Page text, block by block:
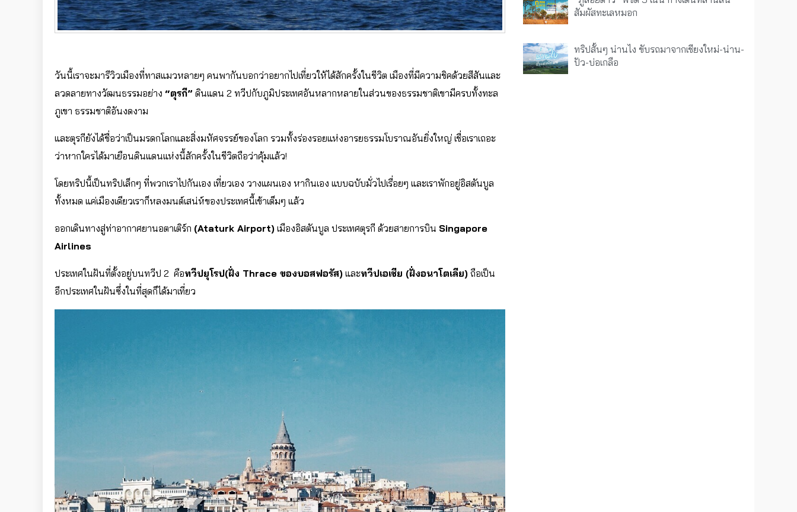
วันนี้เราจะมารีวิวเมืองที่ทาสแมวหลายๆ คนพากันบอกว่าอยากไปเที่ยวให้ได้สักครั้งในชีวิต เมืองที่มีความชิคด้วยสีสันและ
ลวดลายทางวัฒนธรรมอย่าง “ตุรกี” ดินแดน 2 ทวีปกับภูมิประเทศอันหลากหลายในส่วนของธรรมชาติเขามีครบทั้งทะล
ภูเขา ธรรมชาติอันงดงาม
และตุรกียังได้ชื่อว่าเป็นมรดกโลกและสิ่งมหัศจรรย์ของโลก รวมทั้งร่องรอยแห่งอารยธรรมโบราณอันยิ่งใหญ่ เชื่อเราเถอะ
ว่าหากใครได้มาเยือนดินแดนแห่งนี้สักครั้งในชีวิตถือว่าคุ้มแล้ว!
โดยทริปนี้เป็นทริปเล็กๆ ที่พวกเราไปกันเอง เที่ยวเอง วางแผนเอง หากินเอง แบบฉบับมั่วไปเรื่อยๆ และเราพักอยู่อิสตันบูล
ทั้งหมด แค่เมืองเดียวเราก็หลงมนต์เสน่ห์ของประเทศนี้เข้าเต็มๆ แล้ว
ออกเดินทางสู่ท่าอากาศยานอตาเติร์ก (Ataturk Airport) เมืองอิสตันบูล ประเทศตุรกี ด้วยสายการบิน Singapore
Airlines‎
ประเทศในฝันที่ตั้งอยู่บนทวีป 2 คือทวีปยุโรป(ฝั่ง Thrace ของบอสฟอรัส) และทวีปเอเชีย (ฝั่งอนาโตเลีย) ถือเป็น
อีกประเทศในฝันซึ่งในที่สุดก็ได้มาเที่ยว
สัมผัสทะเลหมอก
ทริปสั้นๆ น่านไง ขับรถมาจากเชียงใหม่-น่าน-
ปัว-บ่อเกลือ